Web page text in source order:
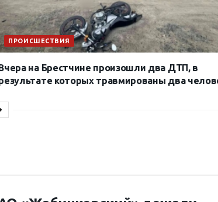
ПРОИСШЕСТВИЯ
на Брестчине произошли два ДТП, в
которых травмированы два